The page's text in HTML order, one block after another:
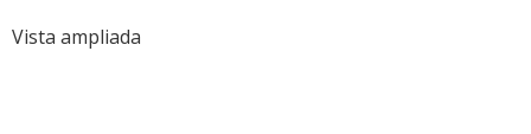
Vista ampliada